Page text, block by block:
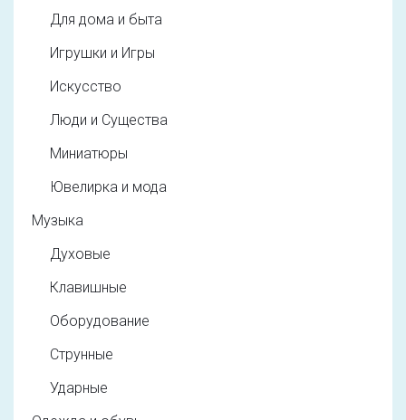
Для дома и быта
Игрушки и Игры
Искусство
Люди и Существа
Миниатюры
Ювелирка и мода
Музыка
Духовые
Клавишные
Оборудование
Струнные
Ударные